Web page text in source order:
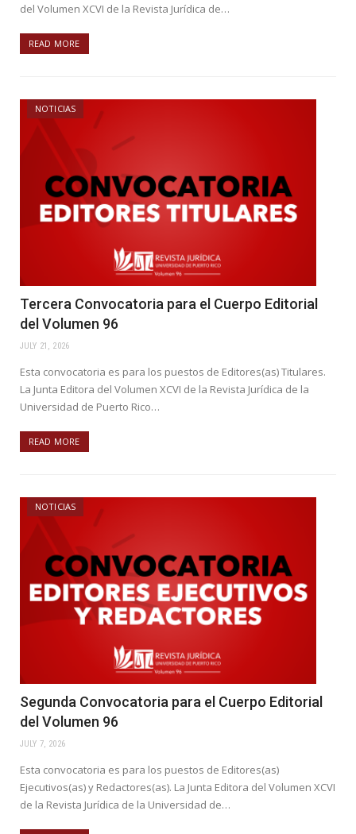
del Volumen XCVI de la Revista Jurídica de…
READ MORE
NOTICIAS
Tercera Convocatoria para el Cuerpo Editorial
del Volumen 96
JULY 21, 2026
Esta convocatoria es para los puestos de Editores(as) Titulares.
La Junta Editora del Volumen XCVI de la Revista Jurídica de la
Universidad de Puerto Rico…
READ MORE
NOTICIAS
Segunda Convocatoria para el Cuerpo Editorial
del Volumen 96
JULY 7, 2026
Esta convocatoria es para los puestos de Editores(as)
Ejecutivos(as) y Redactores(as). La Junta Editora del Volumen XCVI
de la Revista Jurídica de la Universidad de…